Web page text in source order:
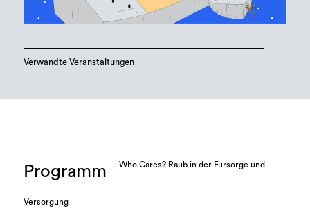
Verwandte Veranstaltungen
Programm Who Cares? Raub in der Fürsorge und
Versorgung